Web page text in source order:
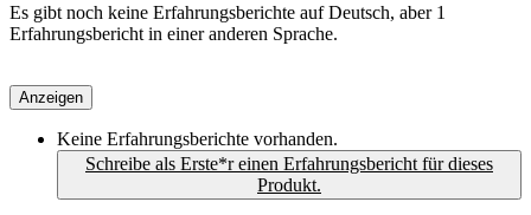
Es gibt noch keine Erfahrungsberichte auf Deutsch, aber 1
Erfahrungsbericht in einer anderen Sprache.
Anzeigen
Keine Erfahrungsberichte vorhanden.
Schreibe als Erste*r einen Erfahrungsbericht für dieses
Produkt.